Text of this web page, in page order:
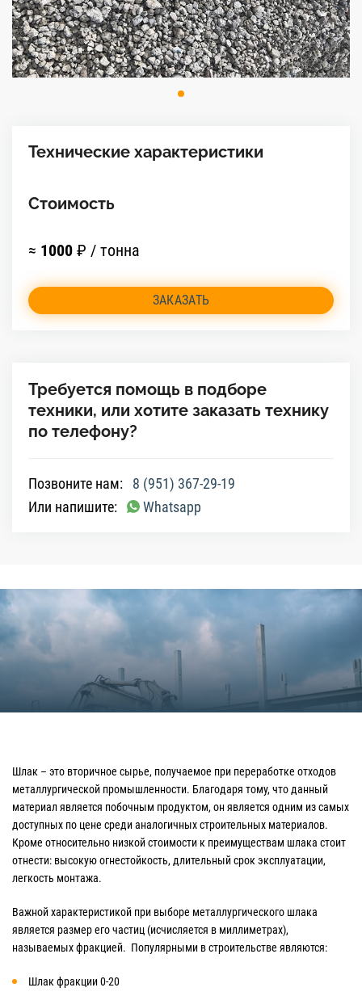
Технические характеристики
Стоимость
≈ 1000 ₽ / тонна
ЗАКАЗАТЬ
Требуется помощь в подборе
техники, или хотите заказать технику
по телефону?
Позвоните нам:
8 (951) 367-29-19
Или напишите:
Whatsapp
Шлак – это вторичное сырье, получаемое при переработке отходов
металлургической промышленности. Благодаря тому, что данный
материал является побочным продуктом, он является одним из самых
доступных по цене среди аналогичных строительных материалов.
Кроме относительно низкой стоимости к преимуществам шлака стоит
отнести: высокую огнестойкость, длительный срок эксплуатации,
легкость монтажа.
Важной характеристикой при выборе металлургического шлака
является размер его частиц (исчисляется в миллиметрах),
называемых фракцией. Популярными в строительстве являются:
Шлак фракции 0-20